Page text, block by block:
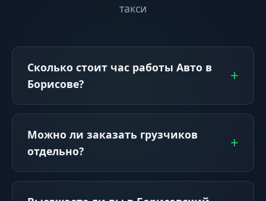
такси
Сколько стоит час работы Авто в
Борисове?
Можно ли заказать грузчиков
отдельно?